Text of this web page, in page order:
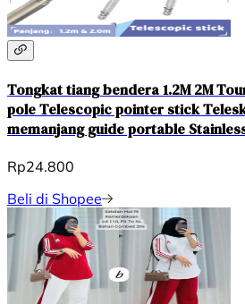
Tongkat tiang bendera 1.2M 2M
pole Telescopic pointer stick
memanjang guide portable
Rp24.800
Beli di Shopee